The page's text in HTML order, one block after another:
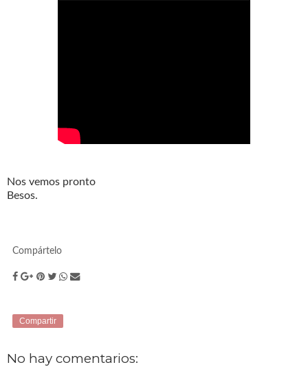
Nos vemos pronto
Besos.
Compártelo
Compartir
No hay comentarios: